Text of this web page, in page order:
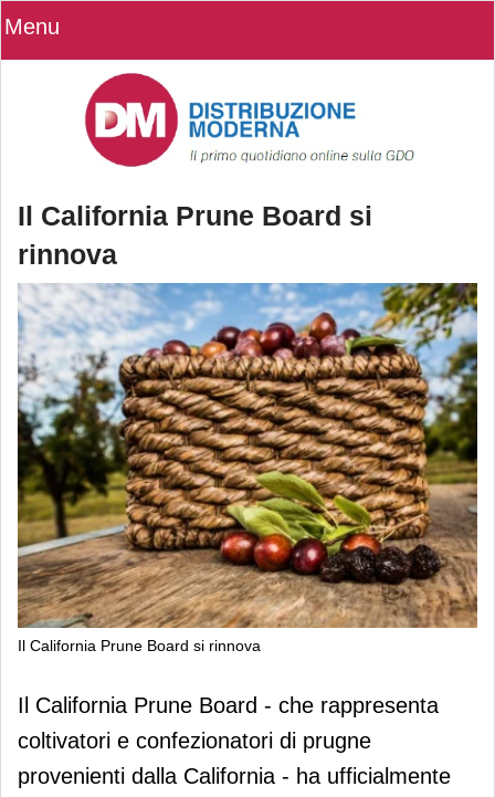
Menu
Il California Prune Board si
rinnova
Il California Prune Board si rinnova
Il California Prune Board si rinnova
Il California Prune Board - che rappresenta
coltivatori e confezionatori di prugne
provenienti dalla California - ha ufficialmente